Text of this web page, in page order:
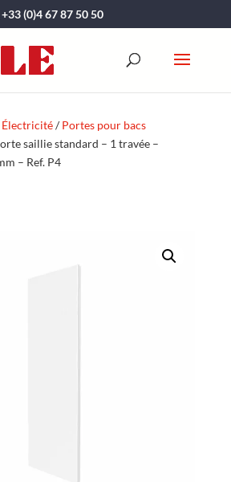
+33 (0)4 67 87 50 50
Électricité/Portes pour bacs
saillie standard – 1 travée –
– Ref. P4